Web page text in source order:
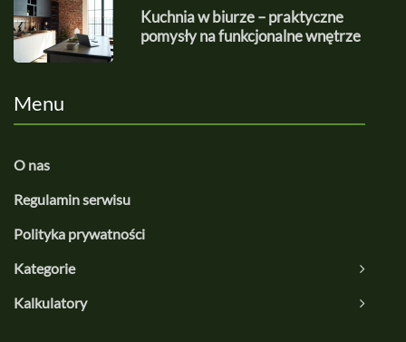
Kuchnia w biurze – praktyczne
pomysły na funkcjonalne wnętrze
Menu
O nas
Regulamin serwisu
Polityka prywatności
Kategorie
Kalkulatory